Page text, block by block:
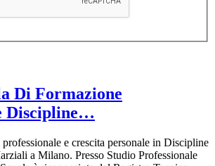
Di Formazione
Discipline…
e crescita personale in Discipline
a Milano. Presso Studio Professionale